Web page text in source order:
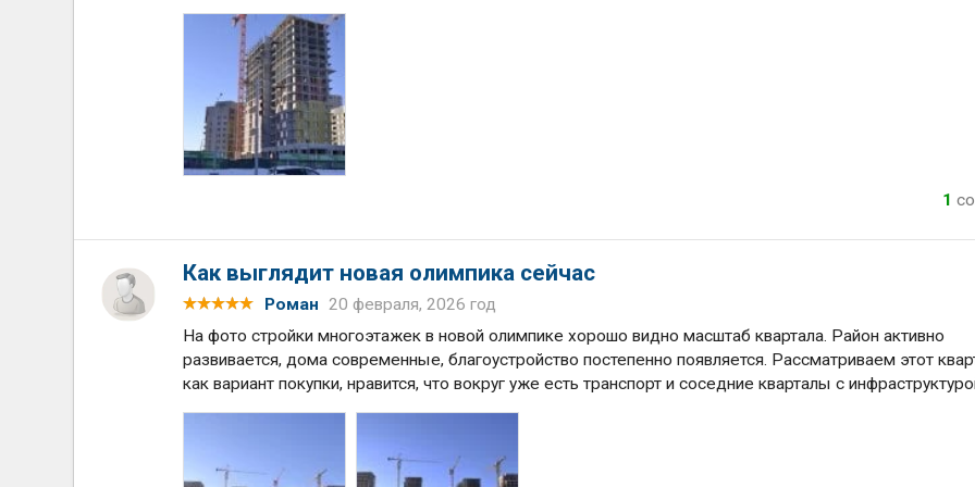
1
Как выглядит новая олимпика сейчас
Роман 20 февраля, 2026 год
На фото стройки многоэтажек в новой олимпике хорошо видно масштаб квартала. Район активно
развивается, дома современные, благоустройство постепенно появляется. Рассматриваем этот
как вариант покупки, нравится, что вокруг уже есть транспорт и соседние кварталы с